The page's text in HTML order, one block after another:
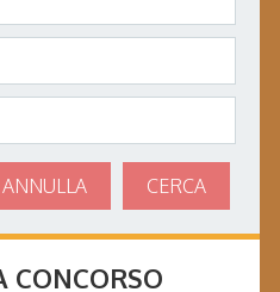
CERCA
ANNULLA
CONCORSO